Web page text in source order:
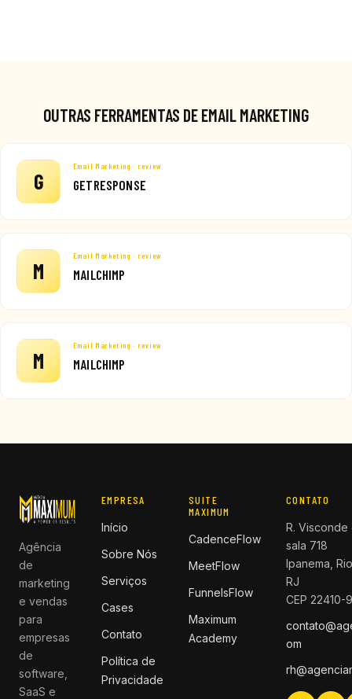
OUTRAS FERRAMENTAS DE EMAIL MARKETING
G
Email Marketing · review
GETRESPONSE
M
Email Marketing · review
MAILCHIMP
M
Email Marketing · review
MAILCHIMP
Agência
de
marketing
e vendas
para
empresas
de
software,
SaaS e
EMPRESA
Início
Sobre Nós
Serviços
Cases
Contato
Política de
Privacidade
SUITE
MAXIMUM
CadenceFlow
MeetFlow
FunnelsFlow
Maximum
Academy
CONTATO
R.
sala 718
Ipanema,
RJ
CEP 22410-
om